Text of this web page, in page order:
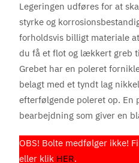
Legeringen udføres for at
styrke og
forholdsvis billigt materiale
du få et flot og lækkert greb
Grebet har en poleret
belagt med et tyndt lag
efterfølgende poleret op. En
bearbejdning som giver en
OBS! Bolte medfølger ikke!
eller klik HER.